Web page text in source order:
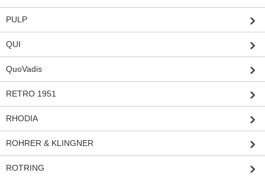
PULP
QUI
QuoVadis
RETRO 1951
RHODIA
ROHRER & KLINGNER
ROTRING